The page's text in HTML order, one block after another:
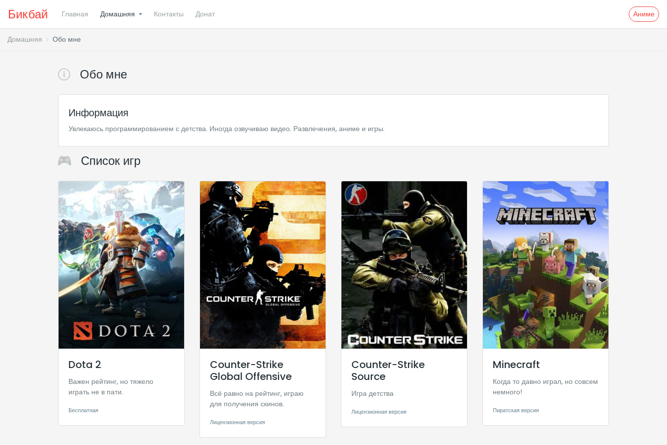
Бикбай Главная Домашняя Контакты Донат Аниме
Домашняя Обо мне
Обо мне
Информация
Увлекаюсь программированием с детства. Иногда озвучиваю видео. Развлечения, аниме и игры.
Список игр
Dota 2
Важен рейтинг, но тяжело
играть не в пати.
Бесплатная
Counter-Strike
Global Offensive
Всё равно на рейтинг, играю
для получения скинов.
Лицензионная версия
Counter-Strike
Source
Игра детства
Лицензионная версия
Minecraft
Когда то давно играл, но совсем
немного!
Пиратская версия